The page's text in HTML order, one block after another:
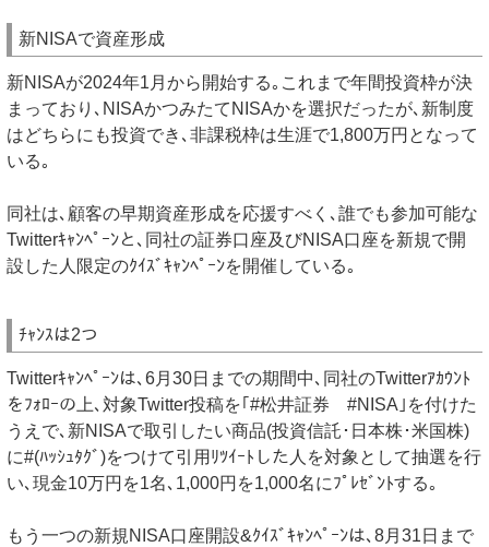
新NISAで資産形成
新NISAが2024年1月から開始する｡これまで年間投資枠が決
まっており､NISAかつみたてNISAかを選択だったが､新制度
はどちらにも投資でき､非課税枠は生涯で1,800万円となって
いる｡
同社は､顧客の早期資産形成を応援すべく､誰でも参加可能な
Twitterｷｬﾝﾍﾟｰﾝと､同社の証券口座及びNISA口座を新規で開
設した人限定のｸｲｽﾞｷｬﾝﾍﾟｰﾝを開催している｡
ﾁｬﾝｽは2つ
Twitterｷｬﾝﾍﾟｰﾝは､6月30日までの期間中､同社のTwitterｱｶｳﾝﾄ
をﾌｫﾛｰの上､対象Twitter投稿を｢#松井証券 #NISA｣を付けた
うえで､新NISAで取引したい商品(投資信託･日本株･米国株)
に#(ﾊｯｼｭﾀｸﾞ)をつけて引用ﾘﾂｲｰﾄした人を対象として抽選を行
い､現金10万円を1名､1,000円を1,000名にﾌﾟﾚｾﾞﾝﾄする｡
もう一つの新規NISA口座開設&ｸｲｽﾞｷｬﾝﾍﾟｰﾝは､8月31日まで